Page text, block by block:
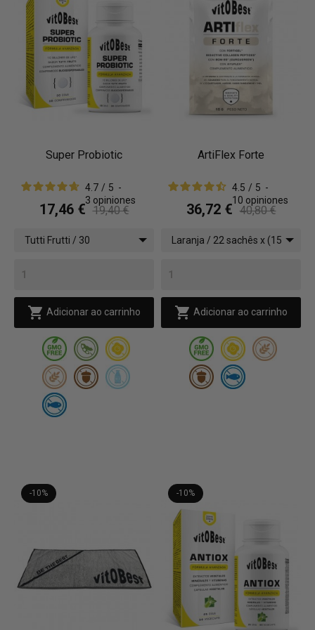
Super Probiotic
4.7 / 5 -
3 opiniones
17,46 € 19,40 €
Tutti Frutti / 30
 Adicionar ao carrinho
ArtiFlex Forte
4.5 / 5 -
10 opiniones
36,72 € 40,80 €
Laranja / 22 sachês x (15
 Adicionar ao carrinho
-10% -10%